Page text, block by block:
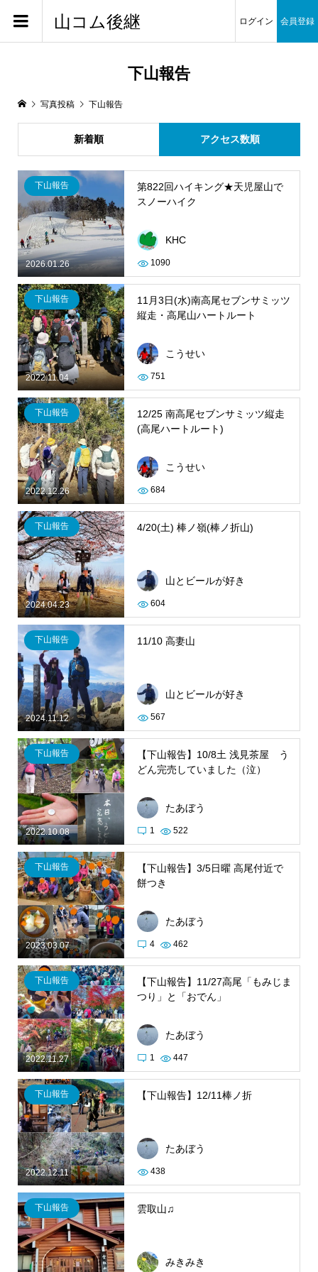
山コム後継 ログイン 会員登録
下山報告
写真投稿 下山報告
新着順 アクセス数順
2026.01.26
下山報告
第822回ハイキング★天児屋山で
スノーハイク
KHC
1090
2022.11.04
下山報告
11月3日(水)南高尾セブンサミッツ
縦走・高尾山ハートルート
こうせい
751
2022.12.26
下山報告
12/25 南高尾セブンサミッツ縦走
(高尾ハートルート)
こうせい
684
2024.04.23
下山報告 4/20(土) 棒ノ嶺(棒ノ折山)
山とビールが好き
604
2024.11.12
下山報告 11/10 高妻山
山とビールが好き
567
2022.10.08
下山報告
【下山報告】10/8土 浅見茶屋 う
どん完売していました（泣）
たあぼう
1 522
2023.03.07
下山報告
【下山報告】3/5日曜 高尾付近で
餅つき
たあぼう
4 462
2022.11.27
下山報告
【下山報告】11/27高尾「もみじま
つり」と「おでん」
たあぼう
1 447
2022.12.11
下山報告 【下山報告】12/11棒ノ折
たあぼう
438
下山報告 雲取山♫
みきみき